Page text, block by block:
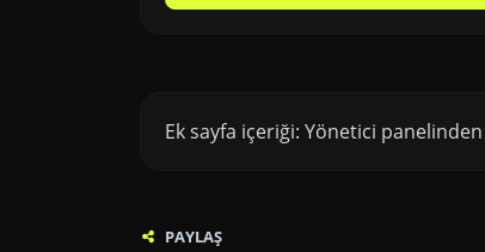
Ek sayfa içeriği: Yönetici
PAYLAŞ